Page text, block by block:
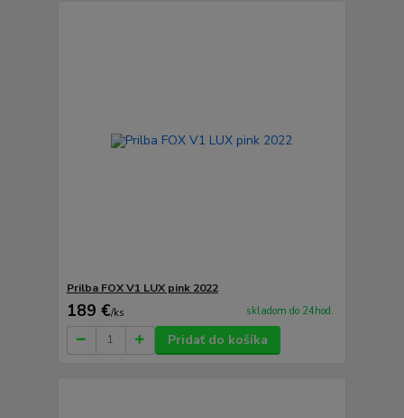
Prilba FOX V1 LUX pink 2022
189 €/ks skladom do 24hod.
Pridať do košíka